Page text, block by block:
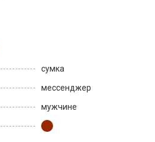
сумка
мессенджер
мужчине